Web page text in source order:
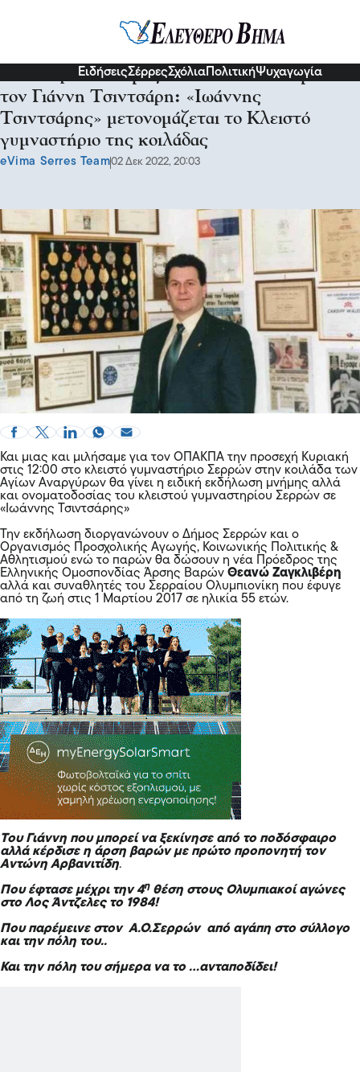
ΕιδήσειςΣέρρεςΣχόλια ΠολιτικήΨυχαγωγία
Την Κυριακή Δήμος και ΟΠΑΚΠΑ τιμούν
τον Γιάννη Τσιντσάρη: «Ιωάννης
Τσιντσάρης» μετονομάζεται το Κλειστό
γυμναστήριο της κοιλάδας
eVima Serres Team02 Δεκ 2022, 20:03
Και μιας και μιλήσαμε για τον ΟΠΑΚΠΑ την προσεχή Κυριακή
στις 12:00 στο κλειστό γυμναστήριο Σερρών στην κοιλάδα των
Αγίων Αναργύρων θα γίνει η ειδική εκδήλωση μνήμης αλλά
και ονοματοδοσίας του κλειστού γυμναστηρίου Σερρών σε
«Ιωάννης Τσιντσάρης»
Την εκδήλωση διοργανώνουν ο Δήμος Σερρών και ο
Οργανισμός Προσχολικής Αγωγής, Κοινωνικής Πολιτικής &
Αθλητισμού ενώ το παρών θα δώσουν η νέα Πρόεδρος της
Ελληνικής Ομοσπονδίας Άρσης Βαρών Θεανώ Ζαγκλιβέρη
αλλά και συναθλητές του Σερραίου Ολυμπιονίκη που έφυγε
από τη ζωή στις 1 Μαρτίου 2017 σε ηλικία 55 ετών.
Του Γιάννη που μπορεί να ξεκίνησε από το ποδόσφαιρο
αλλά κέρδισε η άρση βαρών με πρώτο προπονητή τον
Αντώνη Αρβανιτίδη.
Που έφτασε μέχρι την 4ηθέση στους Ολυμπιακοί αγώνες
στο Λος Άντζελες το 1984!
Που παρέμεινε στον Α.Ο.Σερρών από αγάπη στο σύλλογο
και την πόλη του..
Και την πόλη του σήμερα να το …ανταποδίδει!